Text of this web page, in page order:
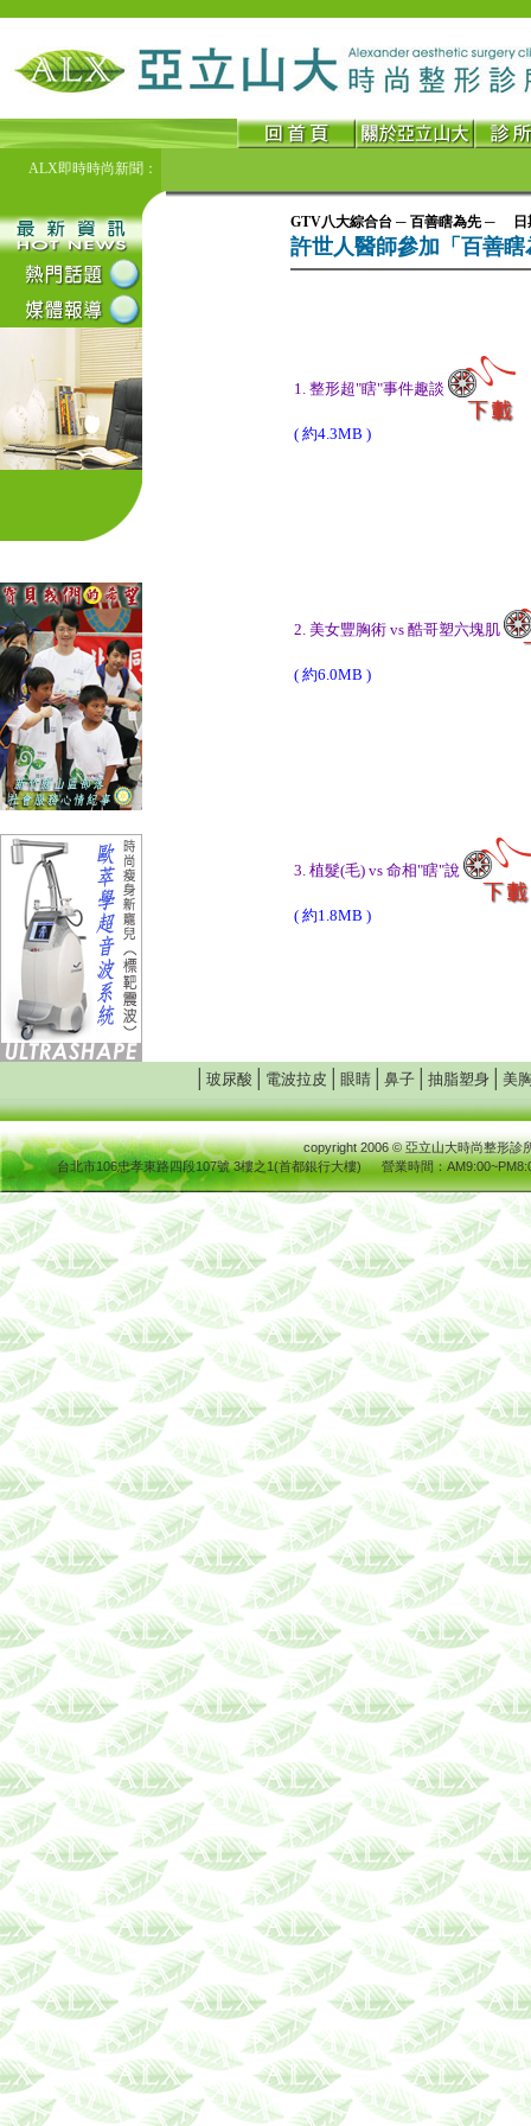
ALX即時時尚新聞：
GTV八大綜合台 ─ 百善瞎為先 ─ 日
許世人醫師參加「百善
1. 整形超"瞎"事件趣談
( 約4.3MB )
2. 美女豐胸術 vs 酷哥塑六塊肌
( 約6.0MB )
3. 植髮(毛) vs 命相"瞎"說
( 約1.8MB )
玻尿酸 電波拉皮 眼睛 鼻子 抽脂塑身 美
copyright 2006© 亞立山大時尚整
台北市106忠孝東路四段107號 3樓之1(首都銀行大樓)
營業時間：